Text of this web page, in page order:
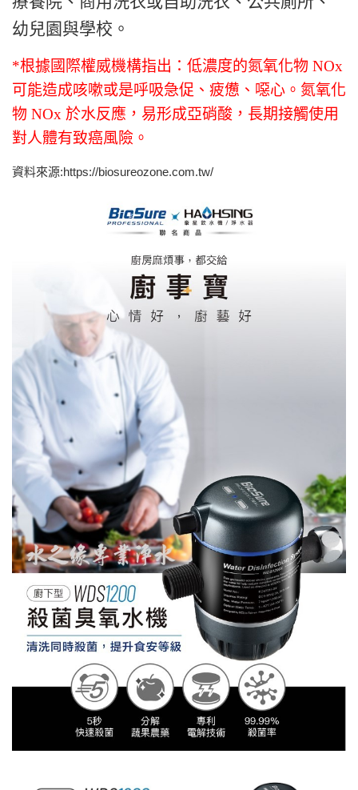
幼兒園與學校。
*根據國際權威機構指出：低濃度的氮氧化物 NOx
可能造成咳嗽或是呼吸急促、疲憊、噁心。氮氧化
物 NOx 於水反應，易形成亞硝酸，長期接觸使用
對人體有致癌風險。
資料來源:https://biosureozone.com.tw/